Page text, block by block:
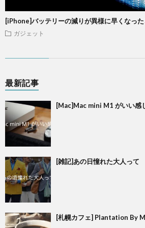
[iPhone]バッテリーの減りが異様に早くなっ
ガジェット
最新記事
[Mac]Mac mini M1 がいい感
[雑記]あの日憧れた大人って
[札幌カフェ] Plantation By